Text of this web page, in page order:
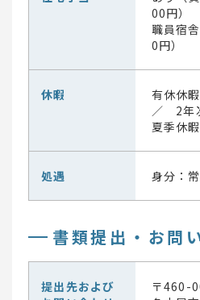
00円）
職員宿
0円）
休暇
有休休
／ 2年
夏季休
処遇 身分：
書類提出・お問
提出先および
〒460-